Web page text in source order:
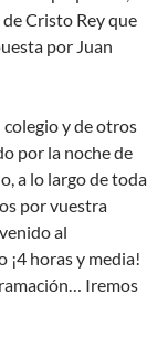
Cristo Rey que
por Juan
y de otros
por la noche de
a lo largo de toda
por vuestra
al
¡4 horas y media!
Iremos